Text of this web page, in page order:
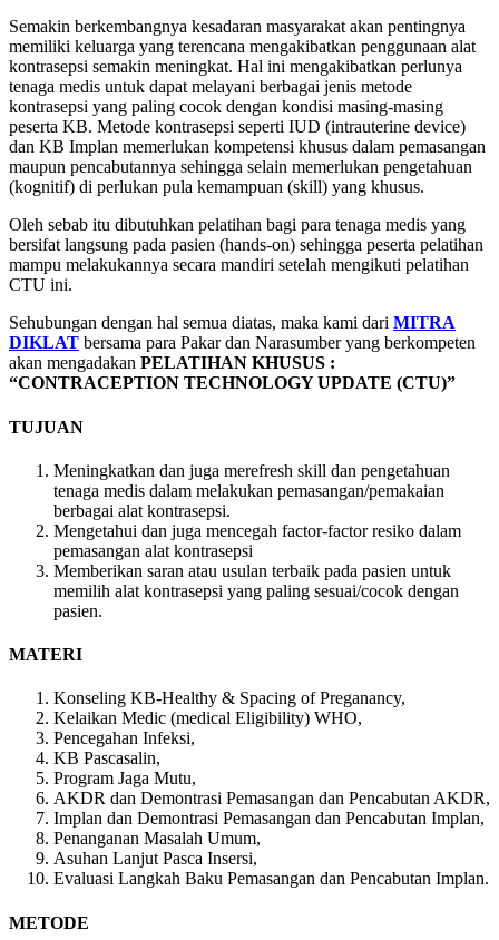
Semakin berkembangnya kesadaran masyarakat akan pentingnya
memiliki keluarga yang terencana mengakibatkan penggunaan alat
kontrasepsi semakin meningkat. Hal ini mengakibatkan perlunya
tenaga medis untuk dapat melayani berbagai jenis metode
kontrasepsi yang paling cocok dengan kondisi masing-masing
peserta KB. Metode kontrasepsi seperti IUD (intrauterine device)
dan KB Implan memerlukan kompetensi khusus dalam pemasangan
maupun pencabutannya sehingga selain memerlukan pengetahuan
(kognitif) di perlukan pula kemampuan (skill) yang khusus.
Oleh sebab itu dibutuhkan pelatihan bagi para tenaga medis yang
bersifat langsung pada pasien (hands-on) sehingga peserta pelatihan
mampu melakukannya secara mandiri setelah mengikuti pelatihan
CTU ini.
Sehubungan dengan hal semua diatas, maka kami dari MITRA
DIKLAT bersama para Pakar dan Narasumber yang berkompeten
akan mengadakan PELATIHAN KHUSUS :
“CONTRACEPTION TECHNOLOGY UPDATE (CTU)”
TUJUAN
Meningkatkan dan juga merefresh skill dan pengetahuan
tenaga medis dalam melakukan pemasangan/pemakaian
berbagai alat kontrasepsi.
Mengetahui dan juga mencegah factor-factor resiko dalam
pemasangan alat kontrasepsi
Memberikan saran atau usulan terbaik pada pasien untuk
memilih alat kontrasepsi yang paling sesuai/cocok dengan
pasien.
MATERI
Konseling KB-Healthy & Spacing of Preganancy,
Kelaikan Medic (medical Eligibility) WHO,
Pencegahan Infeksi,
KB Pascasalin,
Program Jaga Mutu,
AKDR dan Demontrasi Pemasangan dan Pencabutan AKDR,
Implan dan Demontrasi Pemasangan dan Pencabutan Implan,
Penanganan Masalah Umum,
Asuhan Lanjut Pasca Insersi,
Evaluasi Langkah Baku Pemasangan dan Pencabutan Implan.
METODE